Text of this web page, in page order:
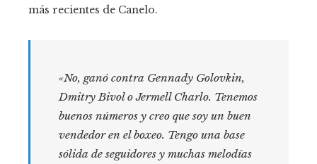
más recientes de Canelo.
«No, ganó contra Gennady Golovkin,
Dmitry Bivol o Jermell Charlo. Tenemos
buenos números y creo que soy un buen
vendedor en el boxeo. Tengo una base
sólida de seguidores y muchas melodías